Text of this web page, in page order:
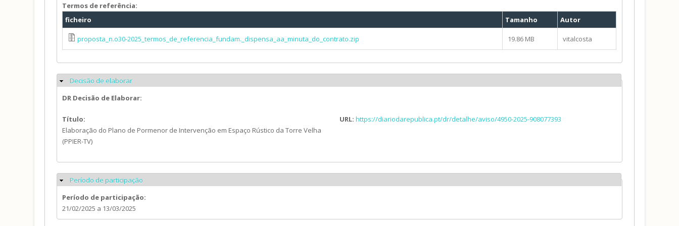
Termos de referência:
ficheiro
Tamanho Autor
proposta_n.o30-2025_termos_de_referencia_fundam._dispensa_aa_minuta_do_contrato.zip 19.86 MB vitalcosta
Ocultar
Decisão de elaborar
DR Decisão de Elaborar:
Título:
Elaboração do Plano de Pormenor de Intervenção em Espaço Rústico da Torre Velha
(PPIER-TV)
URL: https://diariodarepublica.pt/dr/detalhe/aviso/4950-2025-908077393
Ocultar
Período de participação
Período de participação:
21/02/2025 a 13/03/2025